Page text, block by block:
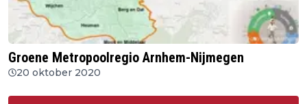
Groene Metropoolregio Arnhem-Nijmegen
20 oktober 2020